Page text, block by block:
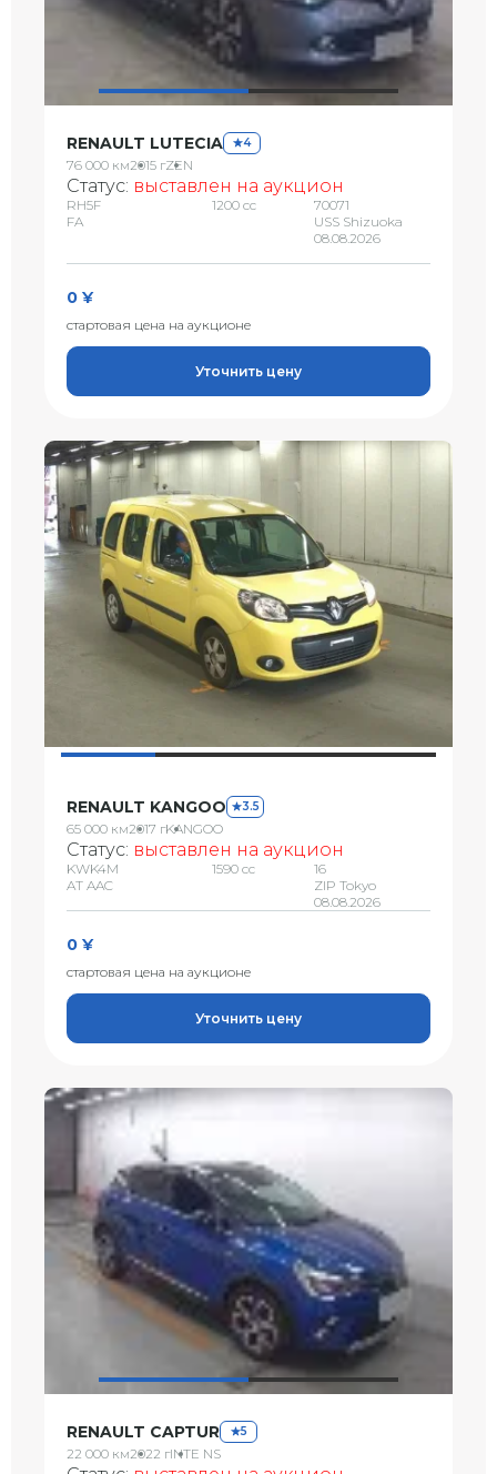
RENAULT LUTECIA 4
76 000 км2015 гZEN
Статус: выставлен на аукцион
RH5F
FA
1200 сс
70071
USS Shizuoka
08.08.2026
0 ¥
стартовая цена на аукционе
Уточнить цену
RENAULT KANGOO 3.5
65 000 км2017 гKANGOO
Статус: выставлен на аукцион
KWK4M
AT AAC
1590 сс
16
ZIP Tokyo
08.08.2026
0 ¥
стартовая цена на аукционе
Уточнить цену
RENAULT CAPTUR 5
22 000 км2022 гINTE NS